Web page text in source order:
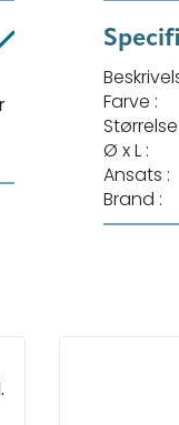
Farve :
Størrelse
Ø x L :
Ansats :
Brand :